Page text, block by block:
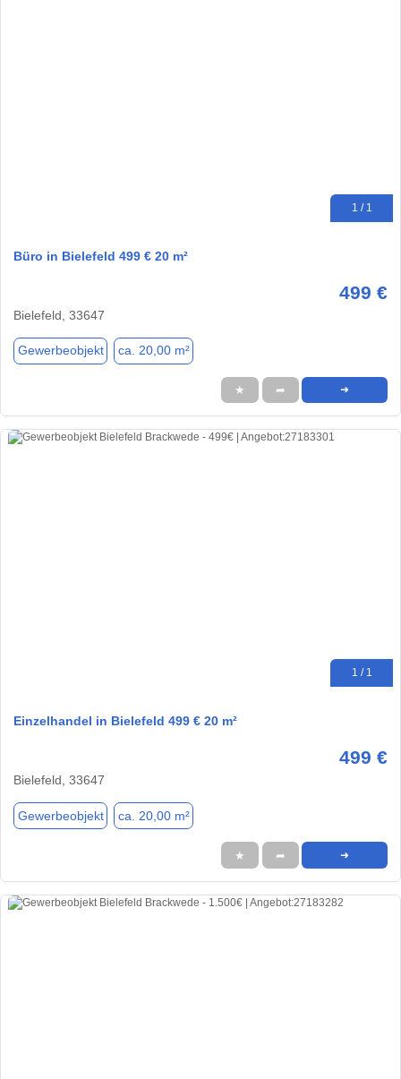
1 / 1
Büro in Bielefeld 499 € 20 m²
499 €
Bielefeld, 33647
Gewerbeobjekt ca. 20,00 m²
★ ➦ ➜
1 / 1
Einzelhandel in Bielefeld 499 € 20 m²
499 €
Bielefeld, 33647
Gewerbeobjekt ca. 20,00 m²
★ ➦ ➜